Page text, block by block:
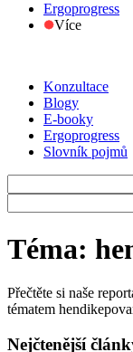
Ergoprogress
Více
Konzultace
Blogy
E-booky
Ergoprogress
Slovník pojmů
Téma:
Přečtěte si naše
tématem
Nejčtenější